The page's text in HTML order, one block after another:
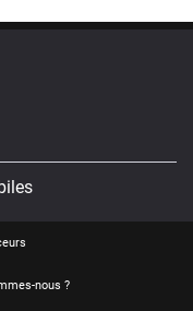
nous ?